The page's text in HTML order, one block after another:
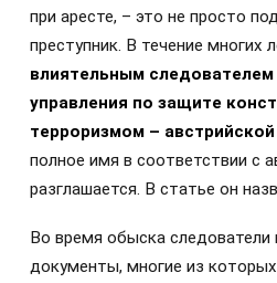
при аресте, – это не просто
преступник. В течение многих
влиятельным
управления по защите
терроризмом –
полное имя в соответствии с
разглашается. В статье он
Во время обыска следователи
документы, многие из